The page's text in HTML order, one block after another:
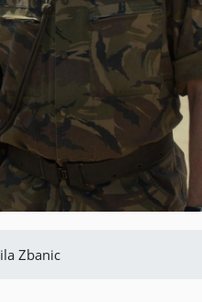
Zbanic